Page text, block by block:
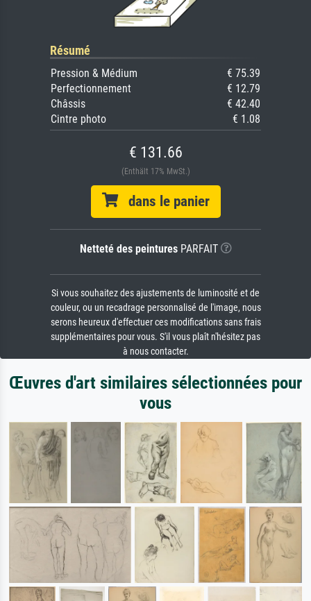
Résumé
Pression & Médium
€ 75.39
Perfectionnement
€ 12.79
Châssis
€ 42.40
Cintre photo
€ 1.08
€ 131.66
(Enthält 17% MwSt.)
dans le panier
Netteté des peinturesPARFAIT
Si vous souhaitez des ajustements de luminosité et de
couleur, ou un recadrage personnalisé de l'image, nous
serons heureux d'effectuer ces modifications sans frais
supplémentaires pour vous. S'il vous plaît n'hésitez pas
à nous contacter.
Œuvres d'art similaires sélectionnées pour
vous